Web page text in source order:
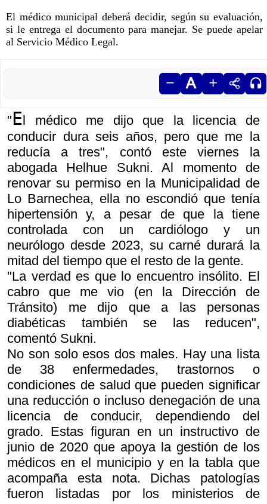
El médico municipal deberá decidir, según su evaluación,
si le entrega el documento para manejar. Se puede apelar
al Servicio Médico Legal.
"El médico me dijo que la licencia de
conducir dura seis años, pero que me la
reducía a tres", contó este viernes la
abogada Helhue Sukni. Al momento de
renovar su permiso en la Municipalidad de
Lo Barnechea, ella no escondió que tenía
hipertensión y, a pesar de que la tiene
controlada con un cardiólogo y un
neurólogo desde 2023, su carné durará la
mitad del tiempo que el resto de la gente.
"La verdad es que lo encuentro insólito. El
cabro que me vio (en la Dirección de
Tránsito) me dijo que a las personas
diabéticas también se las reducen",
comentó Sukni.
No son solo esos dos males. Hay una lista
de 38 enfermedades, trastornos o
condiciones de salud que pueden significar
una reducción o incluso denegación de una
licencia de conducir, dependiendo del
grado. Estas figuran en un instructivo de
junio de 2020 que apoya la gestión de los
médicos en el municipio y en la tabla que
acompaña esta nota. Dichas patologías
fueron listadas por los ministerios de